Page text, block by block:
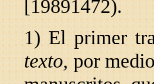
[19891472).
1) El primer
texto,por